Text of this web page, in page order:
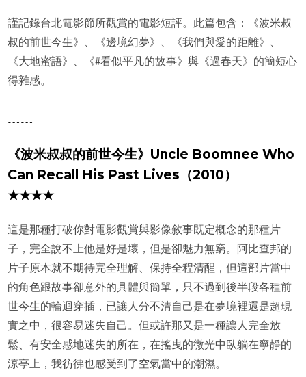
謹記錄台北電影節所觀賞的電影短評。此篇包含：《波米叔
叔的前世今生》、《邊境幻夢》、《我們與愛的距離》、
《大地蜜語》、《#看似平凡的故事》與《過春天》的簡短心
得雜感。
《波米叔叔的前世今生》Uncle Boomnee Who
Can Recall His Past Lives（2010）
★★★★
這是那種打破你對電影觀賞與影像敘事既定概念的那種片
子，完全說不上他是好是壞，但是卻魅力無窮。阿比查邦的
片子原本就不期待完全理解、保持全程清醒，但這部片當中
的角色跟故事卻意外的具體與簡單，只不過到後半段各種前
世今生的輪迴穿插，已讓人分不清自己是在夢境裡還是超現
實之中，很容易迷失自己。但或許那又是一種讓人完全放
鬆、有安全感地迷失的所在，在搖曳的微光中臥躺在寧靜的
涼亭上，我彷彿也感受到了空氣當中的潮濕。